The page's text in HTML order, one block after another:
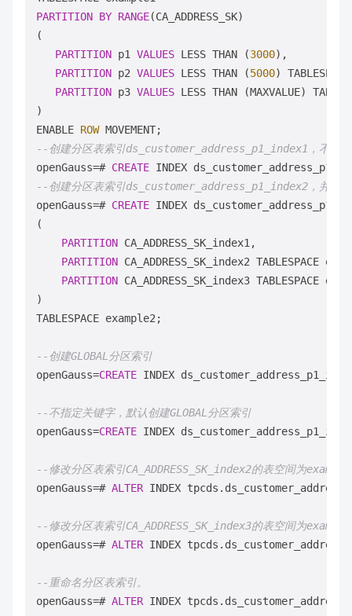
PARTITION BY RANGE(CA_ADDRESS_SK)
(
PARTITION p1 VALUES LESS THAN (3000),
PARTITION p2 VALUES LESS THAN (5000)
PARTITION p3 VALUES LESS THAN (MAXVALUE)
)
ENABLE ROW
--创建分区表索引ds_customer_address_p1_index1，不指定
openGauss=# CREATE INDEX
--创建分区表索引ds_customer_address_p1_index2，并指定
openGauss=# CREATE INDEX
(
PARTITION CA_ADDRESS_SK_index1,
PARTITION CA_ADDRESS_SK_index2 TABLESPACE
PARTITION CA_ADDRESS_SK_index3 TABLESPACE
)
TABLESPACE example2;
--创建GLOBAL分区索引
openGauss=CREATE INDEX
--不指定关键字，默认创建GLOBAL分区索引
openGauss=CREATE INDEX
--修改分区表索引CA_ADDRESS_SK_index2的表空间为
openGauss=# ALTER INDEX
--修改分区表索引CA_ADDRESS_SK_index3的表空间为
openGauss=# ALTER INDEX
--重命名分区表索引。
openGauss=# ALTER INDEX